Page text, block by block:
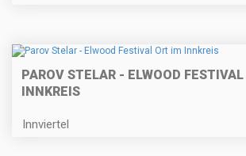
PAROV STELAR - ELWOOD
INNKREIS
Innviertel